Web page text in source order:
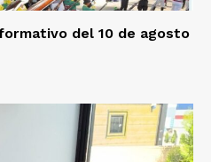
del 10 de agosto